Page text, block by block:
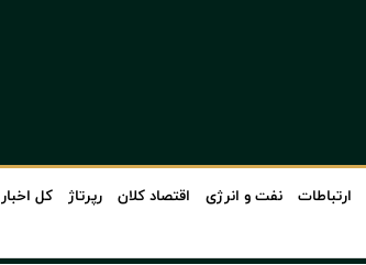
ارتباطات نفت و انرژی اقتصاد کلان رپرتاژ کل اخبار